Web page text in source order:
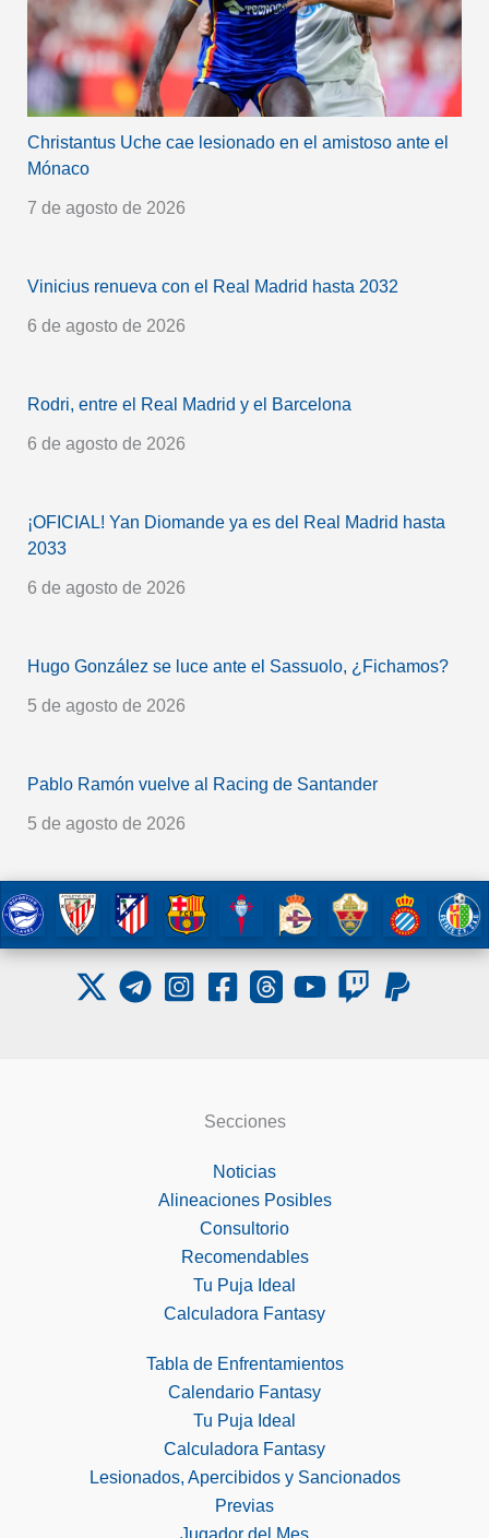
Christantus Uche cae lesionado en el amistoso ante el
Mónaco
7 de agosto de 2026
Vinicius renueva con el Real Madrid hasta 2032
6 de agosto de 2026
Rodri, entre el Real Madrid y el Barcelona
6 de agosto de 2026
¡OFICIAL! Yan Diomande ya es del Real Madrid hasta
2033
6 de agosto de 2026
Hugo González se luce ante el Sassuolo, ¿Fichamos?
5 de agosto de 2026
Pablo Ramón vuelve al Racing de Santander
5 de agosto de 2026
Secciones
Noticias
Alineaciones Posibles
Consultorio
Recomendables
Tu Puja Ideal
Calculadora Fantasy
Tabla de Enfrentamientos
Calendario Fantasy
Tu Puja Ideal
Calculadora Fantasy
Lesionados, Apercibidos y Sancionados
Previas